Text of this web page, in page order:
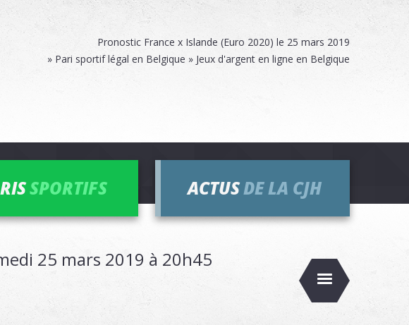
Pronostic France x Islande (Euro 2020) le 25 mars 2019
» Pari sportif légal en Belgique » Jeux d'argent en ligne en Belgique
SPORTIFS ACTUSDE LA CJH
25 mars 2019 à 20h45